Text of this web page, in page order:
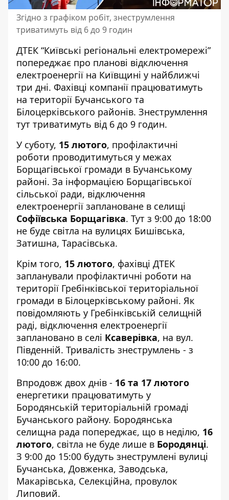
Згідно з графіком робіт, знеструмлення
триватимуть від 6 до 9 годин
ДТЕК “Київські регіональні електромережі”
попереджає про планові відключення
електроенергії на Київщині у найближчі
три дні. Фахівці компанії працюватимуть
на території Бучанського та
Білоцерківського районів. Знеструмлення
тут триватимуть від 6 до 9 годин.
У суботу, 15 лютого, профілактичні
роботи проводитимуться у межах
Борщагівської громади в Бучанському
районі. За інформацією Борщагівської
сільської ради, відключення
електроенергії заплановане в селищі
Софіївська Борщагівка. Тут з 9:00 до 18:00
не буде світла на вулицях Бишівська,
Затишна, Тарасівська.
Крім того, 15 лютого, фахівці ДТЕК
запланували профілактичні роботи на
території Гребінківської територіальної
громади в Білоцерківському районі. Як
повідомляють у Гребінківській селищній
раді, відключення електроенергії
заплановано в селі Ксаверівка, на вул.
Південній. Тривалість знеструмлень - з
10:00 до 16:00.
Впродовж двох днів - 16 та 17 лютого
енергетики працюватимуть у
Бородянській територіальній громаді
Бучанського району. Бородянська
селищна рада попереджає, що в неділю, 16
лютого, світла не буде лише в Бородянці.
З 9:00 до 15:00 будуть знеструмлені вулиці
Бучанська, Довженка, Заводська,
Макарівська, Селекційна, провулок
Липовий.